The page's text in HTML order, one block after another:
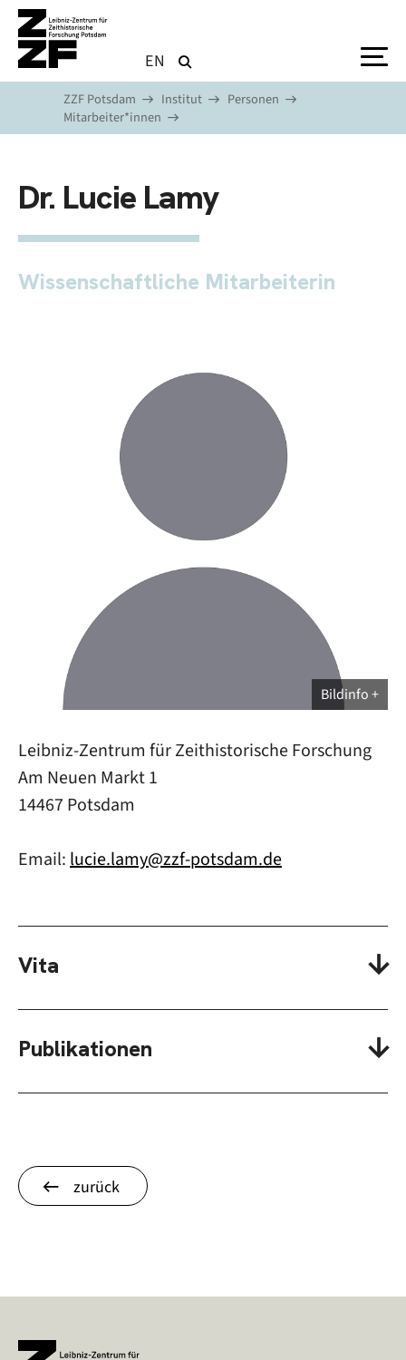
Direkt zum Inhalt
EN
ZZF Potsdam Institut
Personen
Mitarbeiter*innen
Dr. Lucie Lamy
Wissenschaftliche Mitarbeiterin
Bildinfo
Leibniz-Zentrum für Zeithistorische Forschung
Am Neuen Markt 1
14467 Potsdam
Email: lucie.lamy@zzf-potsdam.de
Vita
Publikationen
zurück